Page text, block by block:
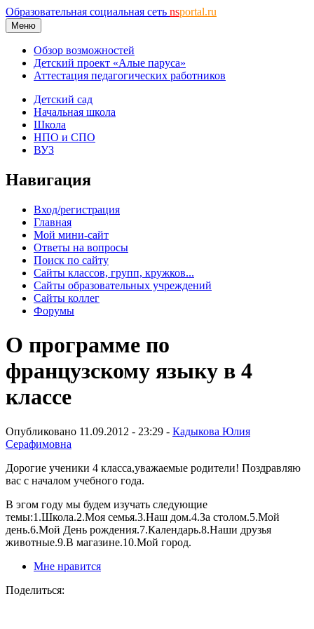
Образовательная социальная сеть nsportal.ru
Меню
Обзор возможностей
Детский проект «Алые паруса»
Аттестация педагогических работников
Детский сад
Начальная школа
Школа
НПО и СПО
ВУЗ
Навигация
Вход/регистрация
Главная
Мой мини-сайт
Ответы на вопросы
Поиск по сайту
Сайты классов, групп, кружков...
Сайты образовательных учреждений
Сайты коллег
Форумы
О программе по
французскому языку в 4
классе
Опубликовано 11.09.2012 - 23:29 - Кадыкова Юлия
Серафимовна
Дорогие ученики 4 класса,уважаемые родители! Поздравляю
вас с началом учебного года.
В эгом году мы будем изучать следующие
темы:1.Школа.2.Моя семья.3.Наш дом.4.За столом.5.Мой
день.6.Мой День рождения.7.Календарь.8.Наши друзья
животные.9.В магазине.10.Мой город.
Мне нравится
Поделиться: